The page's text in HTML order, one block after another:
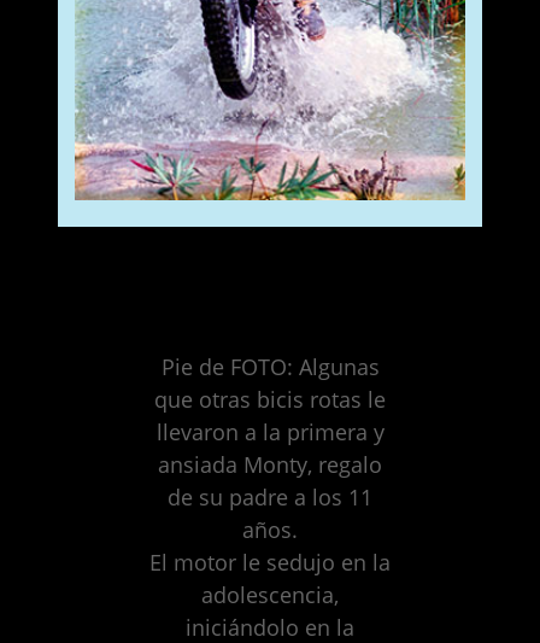
Pie de FOTO: Algunas
que otras bicis rotas le
llevaron a la primera y
ansiada Monty, regalo
de su padre a los 11
años.
El motor le sedujo en la
adolescencia,
iniciándolo en la